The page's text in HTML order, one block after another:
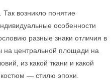
возникло понятие
особенности
разные знаки отличия в
на центральной площади на
из какой ткани и какой
— стилю эпохи.